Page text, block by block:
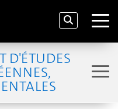
D'ÉTUDES